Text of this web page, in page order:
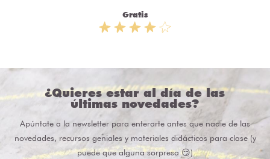
Gratis
¿Quieres estar al día de las
últimas novedades?
Apúntate a la newsletter para enterarte antes que nadie de las
novedades, recursos geniales y materiales didácticos para clase (y
puede que alguna sorpresa 😏)